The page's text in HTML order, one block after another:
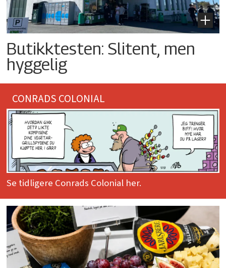
Butikktesten: Slitent, men
hyggelig
CONRADS COLONIAL
Se tidligere Conrads Colonial her.